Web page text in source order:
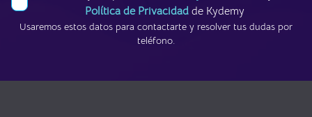
Política de Privacidadde Kydemy
Usaremos estos datos para contactarte y resolver tus dudas por
teléfono.